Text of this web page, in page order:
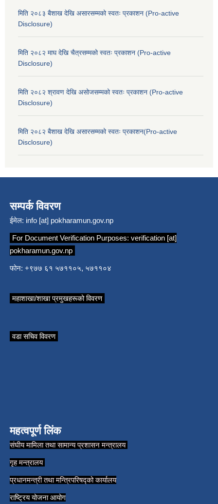
मिति २०८३ बैशाख देखि असारसम्मको स्वतः प्रकाशन (Pro-active
Disclosure)
मिति २०८२ माघ देखि चैत्रसम्मको स्वतः प्रकाशन (Pro-active
Disclosure)
मिति २०८२ श्रावण देखि असोजसम्मको स्वतः प्रकाशन (Pro-active
Disclosure)
मिति २०८२ बैशाख देखि असारसम्मको स्वतः प्रकाशन(Pro-active
Disclosure)
सम्पर्क विवरण
ईमेल: info [at] pokharamun.gov.np
For Document Verification Purposes: verification [at]
pokharamun.gov.np
फोन: +९७७ ६१ ५७११०५, ५७११०४
महाशाखा/शाखा प्रमुखहरूको विवरण
वडा सचिव विवरण
महत्वपूर्ण लिंक
संघीय मामिला तथा सामान्य प्रशासन मन्त्रालय
गृह मन्त्रालय
प्रधानमन्त्री तथा मन्त्रिपरिषद्को कार्यालय
राष्ट्रिय योजना आयोग